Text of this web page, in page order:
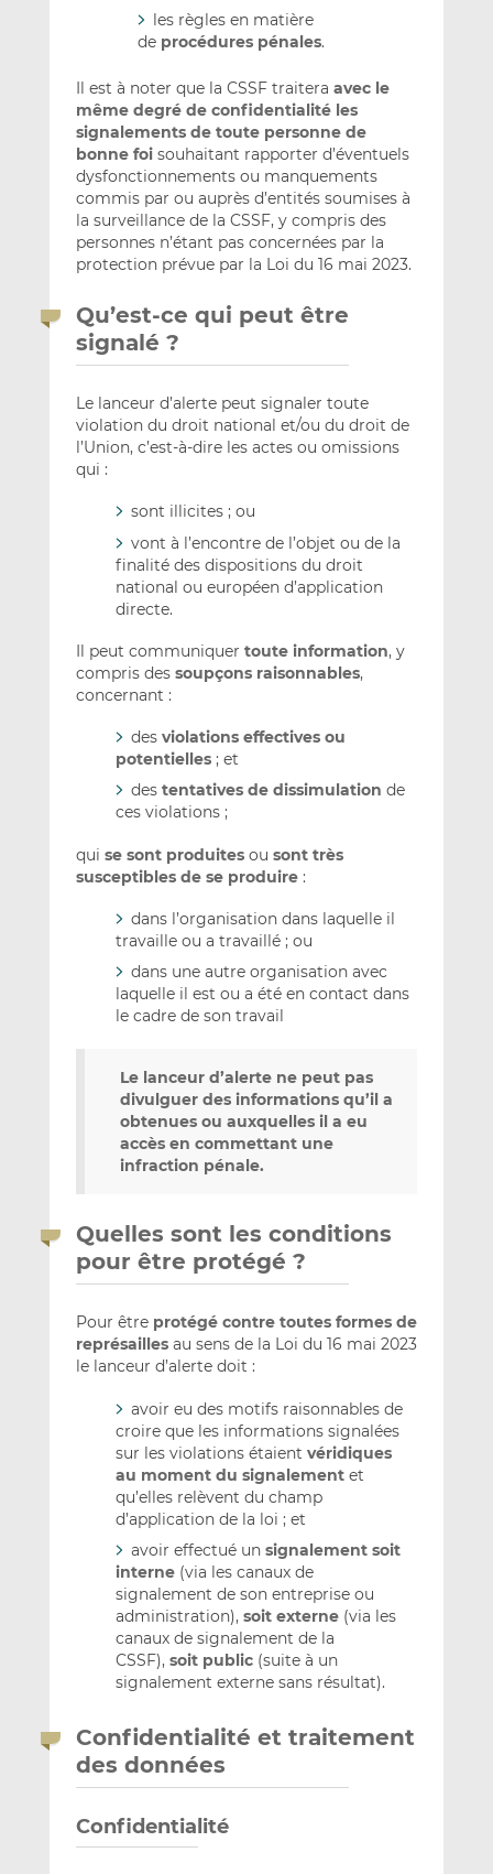
les règles en matière
de procédures pénales.
Il est à noter que la CSSF traitera avec le
même degré de confidentialité les
signalements de toute personne de
bonne foisouhaitant rapporter d’éventuels
dysfonctionnements ou manquements
commis par ou auprès d’entités soumises à
la surveillance de la CSSF, y compris des
personnes n’étant pas concernées par la
protection prévue par la Loi du 16 mai 2023.
Qu’est-ce qui peut être
signalé ?
Le lanceur d’alerte peut signaler toute
violation du droit national et/ou du droit de
l’Union, c’est-à-dire les actes ou omissions
qui :
sont illicites ; ou
vont à l’encontre de l’objet ou de la
finalité des dispositions du droit
national ou européen d’application
directe.
Il peut communiquer toute information, y
compris des soupçons raisonnables,
concernant :
des violations effectives ou
potentielles; et
des tentatives de dissimulation de
ces violations ;
qui se sont produitesou sont très
susceptibles de se produire:
dans l’organisation dans laquelle il
travaille ou a travaillé ; ou
dans une autre organisation avec
laquelle il est ou a été en contact dans
le cadre de son travail
Le lanceur d’alerte ne peut pas
divulguer des informations qu’il a
obtenues ou auxquelles il a eu
accès en commettant une
infraction pénale.
Quelles sont les conditions
pour être protégé ?
Pour êtreprotégé contre toutes formes de
représaillesau sens de la Loi du 16 mai 2023
le lanceur d’alerte doit :
avoir eu des motifs raisonnables de
croire que les informations signalées
sur les violations étaient véridiques
au moment du signalementet
qu’elles relèvent du champ
d’application de la loi ; et
avoir effectué un signalement soit
interne(via les canaux de
signalement de son entreprise ou
administration), soit externe(via les
canaux de signalement de la
CSSF), soit public(suite à un
signalement externe sans résultat).
Confidentialité et traitement
des données
Confidentialité